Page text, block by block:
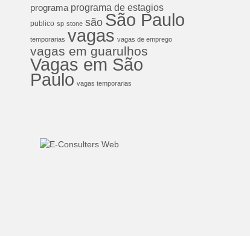
programa programa de estagios
publico sp stone são São Paulo
temporarias vagas vagas de emprego
vagas em guarulhos
Vagas em São
Paulo vagas temporarias